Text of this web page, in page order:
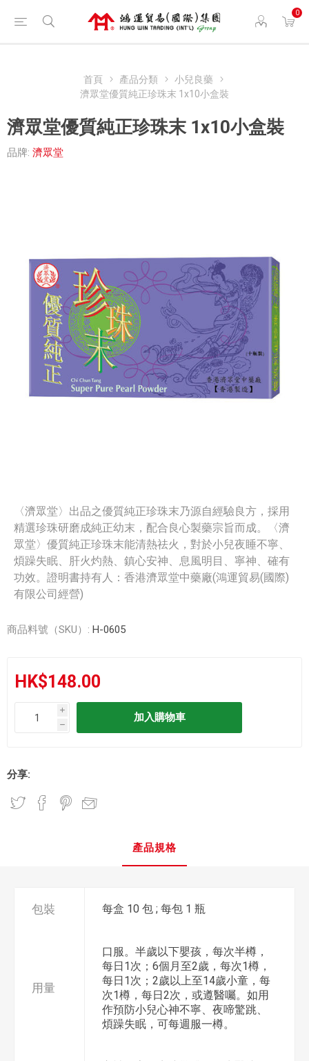
0
首頁 產品分類
小兒良藥
濟眾堂優質純正珍珠末 1x10小盒裝
濟眾堂優質純正珍珠末 1x10小盒裝
品牌: 濟眾堂
〈濟眾堂〉出品之優質純正珍珠末乃源自經驗良方，採用
精選珍珠研磨成純正幼末，配合良心製藥宗旨而成。〈濟
眾堂〉優質純正珍珠末能清熱祛火，對於小兒夜睡不寧、
煩躁失眠、肝火灼熱、鎮心安神、息風明目、寧神、確有
功效。證明書持有人：香港濟眾堂中藥廠(鴻運貿易(國際)
有限公司經營)
商品料號（SKU）: H-0605
HK$148.00
i
h
分享:
產品規格
包裝 每盒 10 包 ; 每包 1 瓶
用量
口服。半歲以下嬰孩，每次半樽，
每日1次；6個月至2歲，每次1樽，
每日1次；2歲以上至14歲小童，每
次1樽，每日2次，或遵醫囑。如用
作預防小兒心神不寧、夜啼驚跳、
煩躁失眠，可每週服一樽。